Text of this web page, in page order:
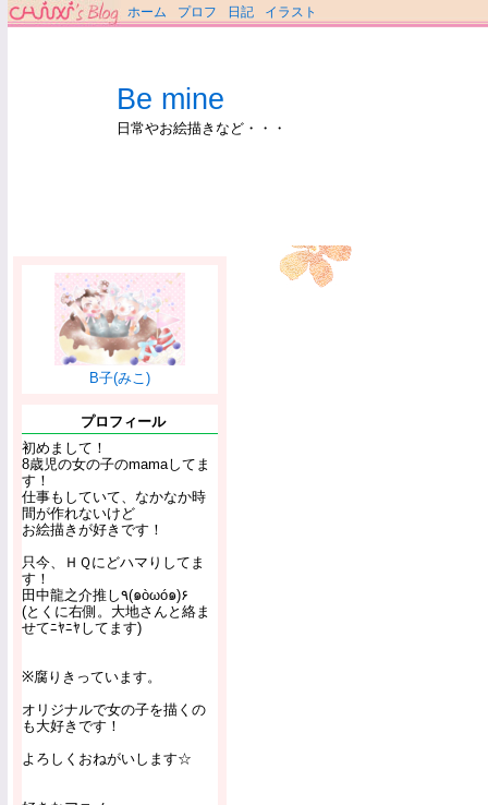
ホーム プロフ 日記 イラスト
Be mine
日常やお絵描きなど・・・
B子(みこ)
プロフィール
初めまして！
8歳児の女の子のmamaしてま
す！
仕事もしていて、なかなか時
間が作れないけど
お絵描きが好きです！
只今、ＨＱにどハマりしてま
す！
田中龍之介推し٩(๑òωó๑)۶
(とくに右側。大地さんと絡ま
せてﾆﾔﾆﾔしてます)
※腐りきっています。
オリジナルで女の子を描くの
も大好きです！
よろしくおねがいします☆